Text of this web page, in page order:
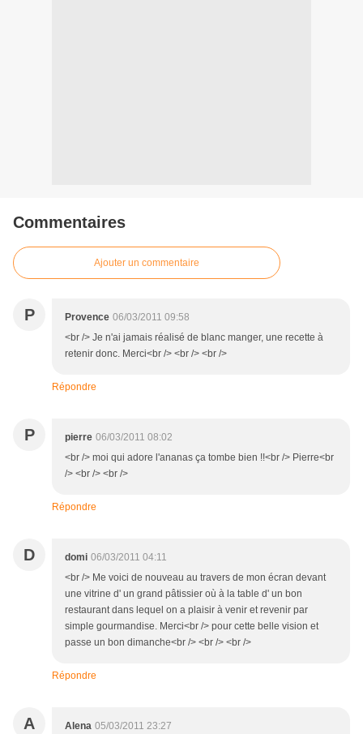
Commentaires
Ajouter un commentaire
P Provence 06/03/2011 09:58
<br /> Je n'ai jamais réalisé de blanc manger, une recette à
retenir donc. Merci<br /> <br /> <br />
Répondre
P pierre 06/03/2011 08:02
<br /> moi qui adore l'ananas ça tombe bien !!<br /> Pierre<br
/> <br /> <br />
Répondre
D domi 06/03/2011 04:11
<br /> Me voici de nouveau au travers de mon écran devant
une vitrine d' un grand pâtissier où à la table d' un bon
restaurant dans lequel on a plaisir à venir et revenir par
simple gourmandise. Merci<br /> pour cette belle vision et
passe un bon dimanche<br /> <br /> <br />
Répondre
A Alena 05/03/2011 23:27